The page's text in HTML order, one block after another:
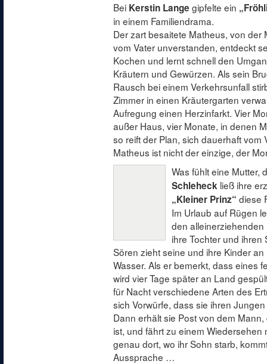
Bei Kerstin Lange gipfelte ein
in einem Familiendrama.
Der zart besaitete Matheus, von der
vom Vater unverstanden, entdeckt
Kochen und lernt schnell den
Kräutern und Gewürzen. Als sein
Rausch bei einem Verkehrsunfall
Zimmer in einen Kräutergarten
Aufregung einen Herzinfarkt. Vier
außer Haus, vier Monate, in denen
so reift der Plan, sich dauerhaft vom
Matheus ist nicht der einzige, der
Was fühlt eine Mutter,
Schleheck ließ ihre
„Kleiner Prinz“ diese
Im Urlaub auf Rügen
den
ihre Tochter und
Sören zieht seine und ihre Kinder
Wasser. Als er bemerkt, dass eines
wird vier Tage später an Land
für Nacht verschiedene Arten des
sich Vorwürfe, dass sie ihren
Dann erhält sie Post von dem
ist, und fährt zu einem
genau dort, wo ihr Sohn starb,
Aussprache …